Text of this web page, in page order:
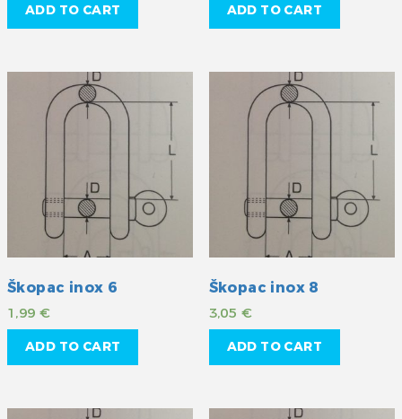
ADD TO CART ADD TO CART
Škopac inox 6
1,99 €
ADD TO CART
Škopac inox 8
3,05 €
ADD TO CART